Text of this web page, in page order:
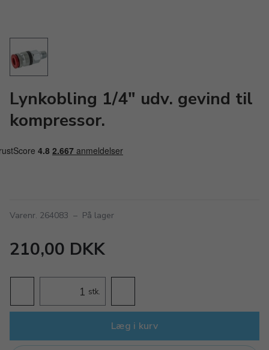
Lynkobling 1/4" udv. gevind til
kompressor.
Varenr. 264083 – På lager
210,00 DKK
stk.
Læg i kurv